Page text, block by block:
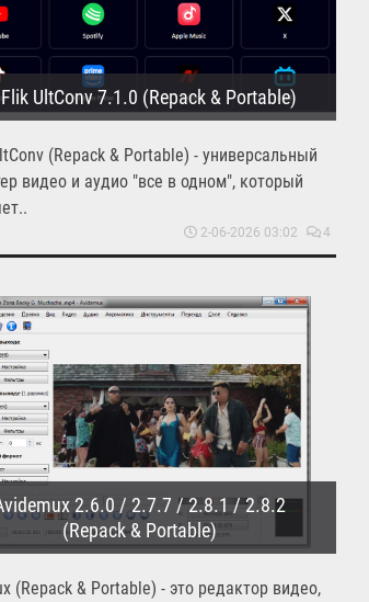
UltConv 7.1.0 (Repack & Portable)
(Repack & Portable) - универсальный
видео и аудио "все в одном", который
2-06-2026 03:02 4
2.6.0 / 2.7.7 / 2.8.1 / 2.8.2
(Repack & Portable)
(Repack & Portable) - это редактор видео,